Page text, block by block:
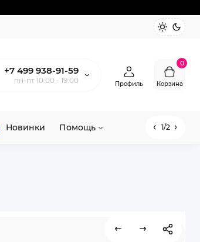
+7 499 938-91-59
пн-пт 10:00 - 19:00
Профиль
0
Корзина
Новинки Помощь 1/2